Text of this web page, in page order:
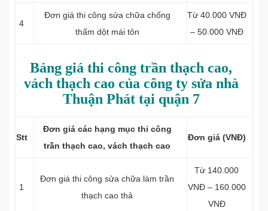
4
Đơn giá thi công sửa chữa chống
thấm dột mái tôn
Từ 40.000 VNĐ
– 50.000 VNĐ
Bảng giá thi công trần thạch cao,
vách thạch cao của công ty sửa nhà
Thuận Phát tại quận 7
Stt
Đơn giá các hạng mục thi công
trần thạch cao, vách thạch cao
Đơn giá (VNĐ)
1
Đơn giá thi công sửa chữa làm trần
thạch cao thả
Từ 140.000
VNĐ – 160.000
VNĐ